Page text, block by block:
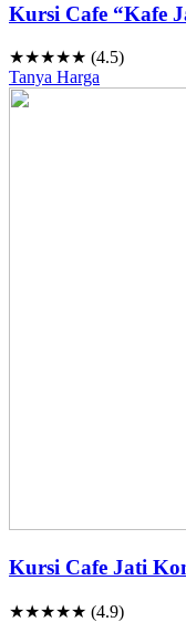
Kursi Cafe “Kafe
★★★★★ (4.5)
Tanya Harga
Kursi Cafe Jati
★★★★★ (4.9)